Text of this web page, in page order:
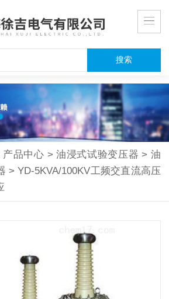
产品中心 > 油浸式试验变压器 > 油
> YD-5KVA/100KV工频交直流高压